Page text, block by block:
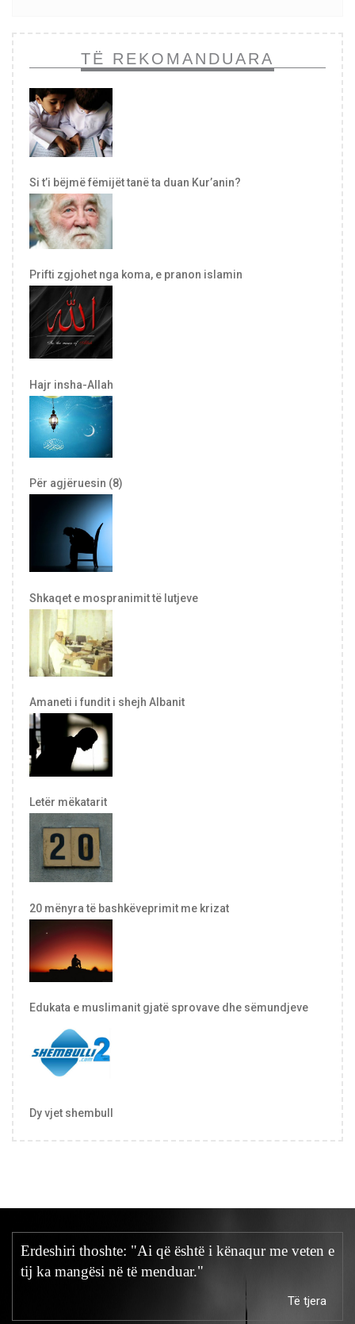
TË REKOMANDUARA
Si t’i bëjmë fëmijët tanë ta duan Kur’anin?
Prifti zgjohet nga koma, e pranon islamin
Hajr insha-Allah
Për agjëruesin (8)
Shkaqet e mospranimit të lutjeve
Amaneti i fundit i shejh Albanit
Letër mëkatarit
20 mënyra të bashkëveprimit me krizat
Edukata e muslimanit gjatë sprovave dhe sëmundjeve
Dy vjet shembull
Erdeshiri thoshte: "Ai që është i kënaqur me veten e
tij ka mangësi në të menduar."
Të tjera